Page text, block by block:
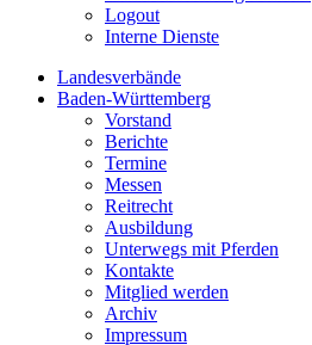
Logout
Interne Dienste
Landesverbände
Baden-Württemberg
Vorstand
Berichte
Termine
Messen
Reitrecht
Ausbildung
Unterwegs mit Pferden
Kontakte
Mitglied werden
Archiv
Impressum